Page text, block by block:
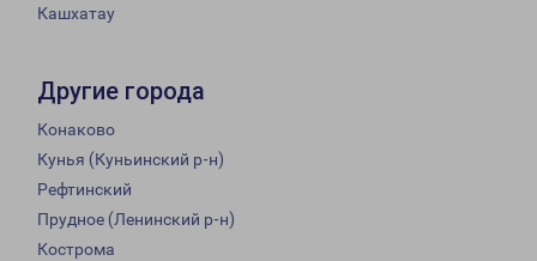
Кашхатау
Другие города
Конаково
Кунья (Куньинский р-н)
Рефтинский
Прудное (Ленинский р-н)
Кострома